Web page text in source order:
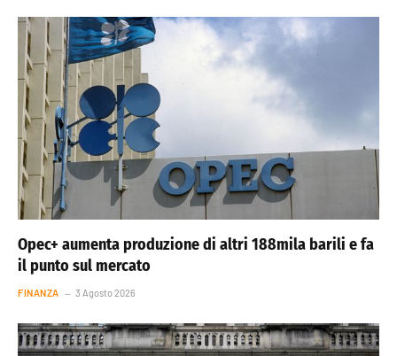
Opec+ aumenta produzione di altri 188mila barili e fa
il punto sul mercato
FINANZA 3 Agosto 2026